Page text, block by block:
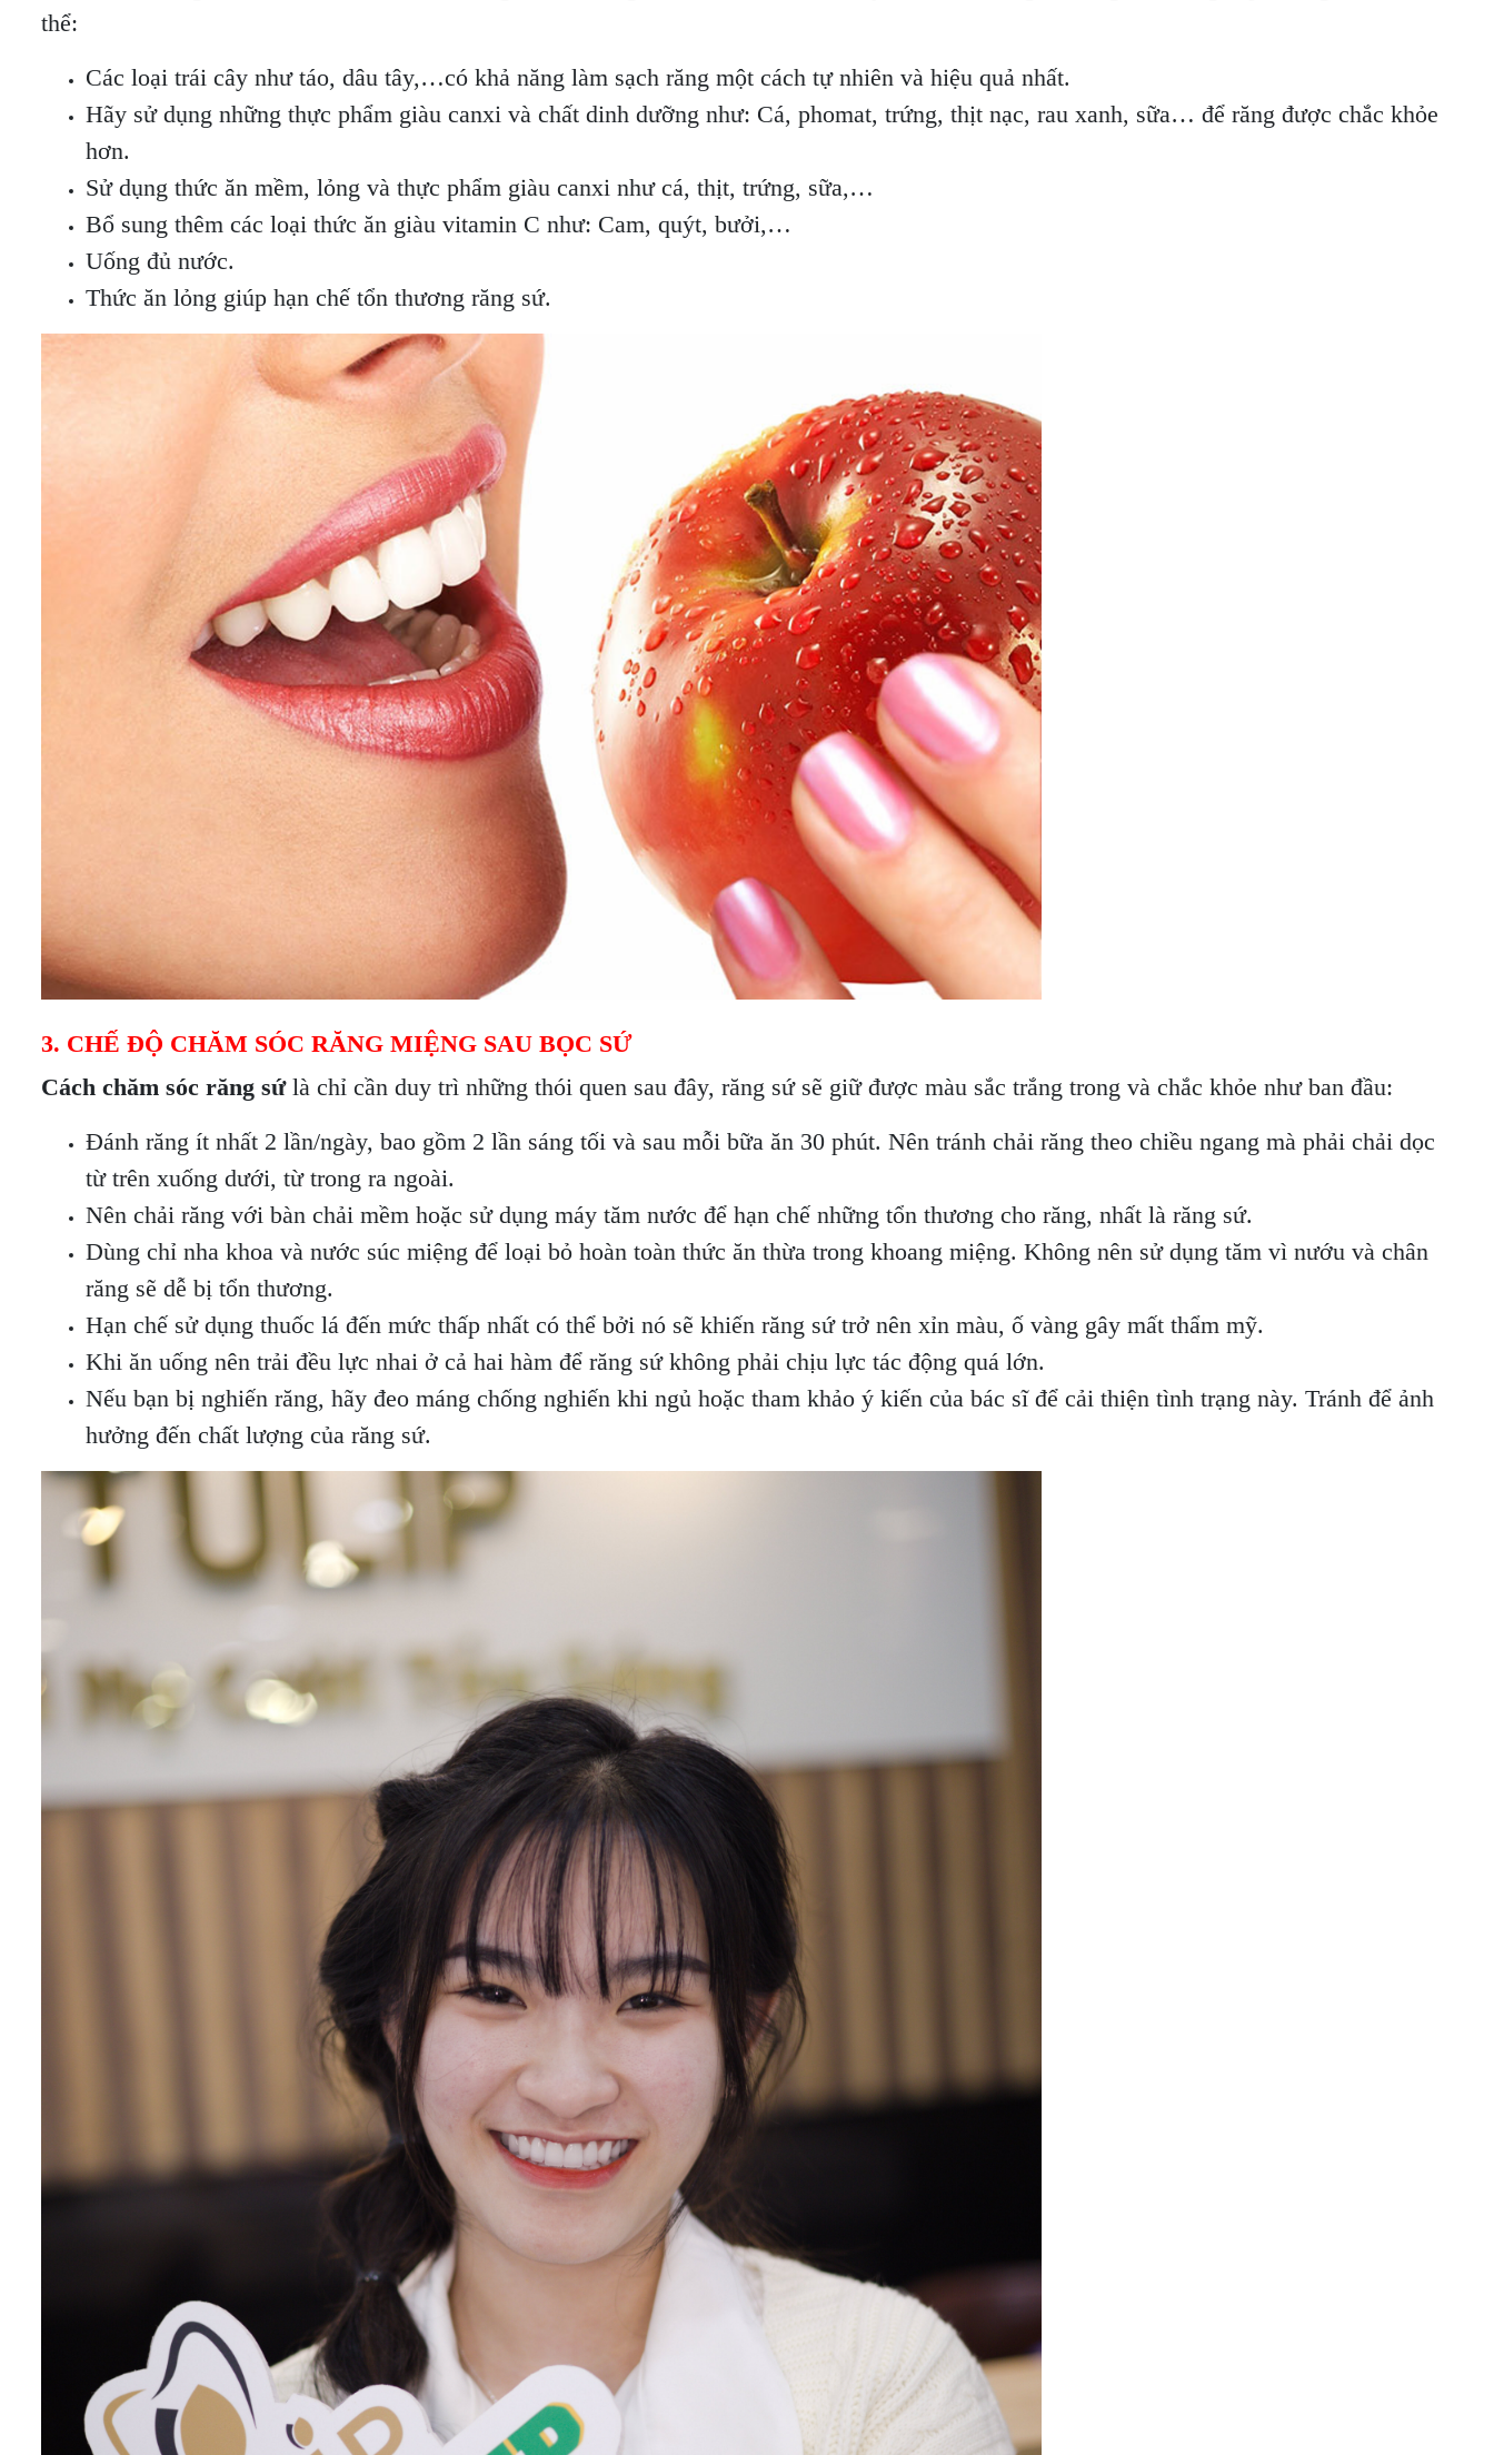
thể:
Các loại trái cây như táo, dâu tây,…có khả năng làm sạch răng một cách tự nhiên và hiệu quả nhất.
Hãy sử dụng những thực phẩm giàu canxi và chất dinh dưỡng như: Cá, phomat, trứng, thịt nạc, rau xanh, sữa… để răng được chắc khỏe
hơn.
Sử dụng thức ăn mềm, lỏng và thực phẩm giàu canxi như cá, thịt, trứng, sữa,…
Bổ sung thêm các loại thức ăn giàu vitamin C như: Cam, quýt, bưởi,…
Uống đủ nước.
Thức ăn lỏng giúp hạn chế tổn thương răng sứ.
3. CHẾ ĐỘ CHĂM SÓC RĂNG MIỆNG SAU BỌC SỨ
Cách chăm sóc răng sứlà chỉ cần duy trì những thói quen sau đây, răng sứ sẽ giữ được màu sắc trắng trong và chắc khỏe như ban đầu:
Đánh răng ít nhất 2 lần/ngày, bao gồm 2 lần sáng tối và sau mỗi bữa ăn 30 phút. Nên tránh chải răng theo chiều ngang mà phải chải dọc
từ trên xuống dưới, từ trong ra ngoài.
Nên chải răng với bàn chải mềm hoặc sử dụng máy tăm nước để hạn chế những tổn thương cho răng, nhất là răng sứ.
Dùng chỉ nha khoa và nước súc miệng để loại bỏ hoàn toàn thức ăn thừa trong khoang miệng. Không nên sử dụng tăm vì nướu và chân
răng sẽ dễ bị tổn thương.
Hạn chế sử dụng thuốc lá đến mức thấp nhất có thể bởi nó sẽ khiến răng sứ trở nên xỉn màu, ố vàng gây mất thẩm mỹ.
Khi ăn uống nên trải đều lực nhai ở cả hai hàm để răng sứ không phải chịu lực tác động quá lớn.
Nếu bạn bị nghiến răng, hãy đeo máng chống nghiến khi ngủ hoặc tham khảo ý kiến của bác sĩ để cải thiện tình trạng này. Tránh để ảnh
hưởng đến chất lượng của răng sứ.